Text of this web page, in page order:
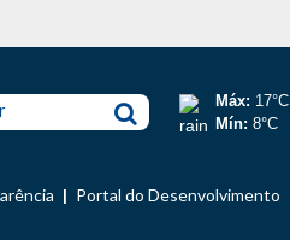
Máx: 17°C
Mín: 8°C
Portal do Desenvolvimento